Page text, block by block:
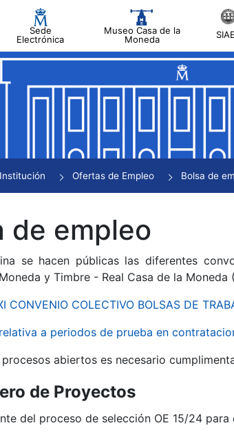
Sede
Electrónica
Museo Casa de la
Moneda
Ocultar
Institución Ofertas de Empleo Bolsa de
de empleo
se hacen públicas las diferentes
y Timbre - Real Casa de la Moneda
CONVENIO COLECTIVO BOLSAS DE
a periodos de prueba en
abiertos es necesario
de Proyectos
del proceso de selección OE 15/24